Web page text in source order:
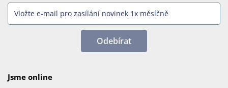
Odebírat
Jsme online